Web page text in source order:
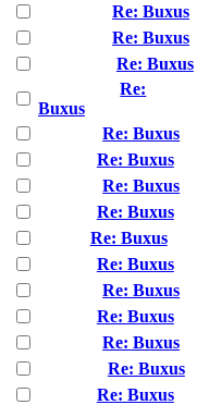
Re: Buxus
Re: Buxus
Re: Buxus
Re:
Buxus
Re: Buxus
Re: Buxus
Re: Buxus
Re: Buxus
Re: Buxus
Re: Buxus
Re: Buxus
Re: Buxus
Re: Buxus
Re: Buxus
Re: Buxus